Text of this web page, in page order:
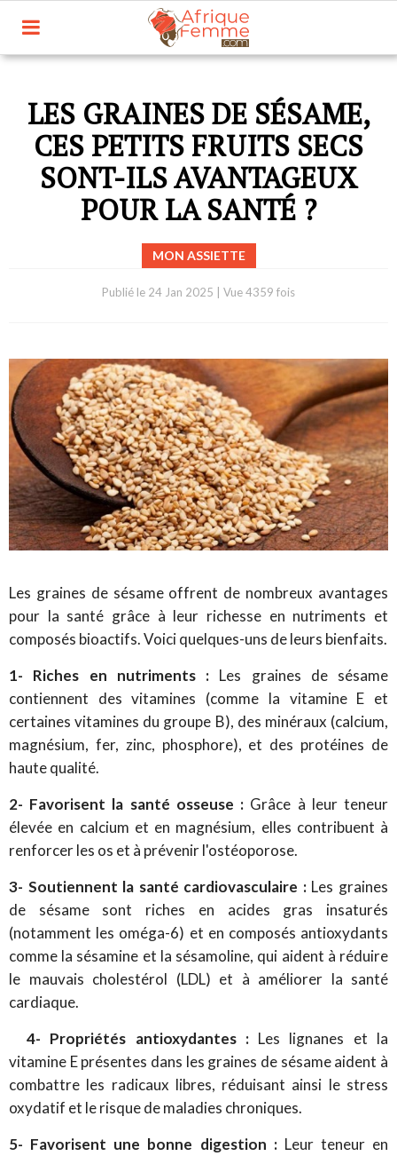
LES GRAINES DE SÉSAME,
CES PETITS FRUITS SECS
SONT-ILS AVANTAGEUX
POUR LA SANTÉ ?
MON ASSIETTE
Publié le 24 Jan 2025 Vue 4359 fois
Les graines de sésame offrent de nombreux avantages
pour la santé grâce à leur richesse en nutriments et
composés bioactifs. Voici quelques-uns de leurs bienfaits.
1- Riches en nutriments : Les graines de sésame
contiennent des vitamines (comme la vitamine E et
certaines vitamines du groupe B), des minéraux (calcium,
magnésium, fer, zinc, phosphore), et des protéines de
haute qualité.
2- Favorisent la santé osseuse : Grâce à leur teneur
élevée en calcium et en magnésium, elles contribuent à
renforcer les os et à prévenir l'ostéoporose.
3- Soutiennent la santé cardiovasculaire :Les graines
de sésame sont riches en acides gras insaturés
(notamment les oméga-6) et en composés antioxydants
comme la sésamine et la sésamoline, qui aident à réduire
le mauvais cholestérol (LDL) et à améliorer la santé
cardiaque.
4- Propriétés antioxydantes :Les lignanes et la
vitamine E présentes dans les graines de sésame aident à
combattre les radicaux libres, réduisant ainsi le stress
oxydatif et le risque de maladies chroniques.
5- Favorisent une bonne digestion :Leur teneur en